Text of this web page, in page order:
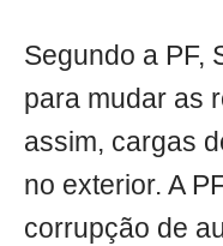
Segundo a PF,
para mudar as
assim, cargas
no exterior. A
corrupção de